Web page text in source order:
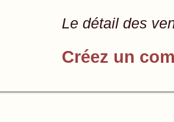
Le détail des
Créez un